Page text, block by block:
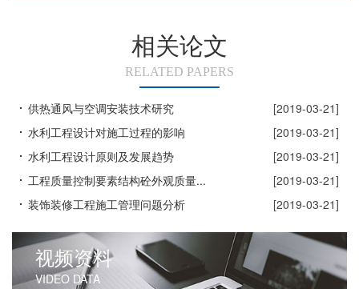
相关论文
RELATED PAPERS
供热通风与空调安装技术研究
[2019-03-21]
水利工程设计对施工过程的影响
[2019-03-21]
水利工程设计原则及发展趋势
[2019-03-21]
工程质量控制要素结构砼外观质量...
[2019-03-21]
装饰装修工程施工管理问题分析
[2019-03-21]
视频资料
VIDEO DATA